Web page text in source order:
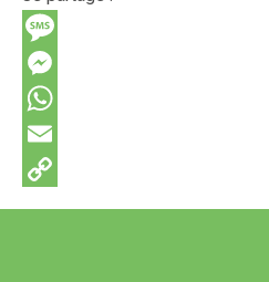
M
e
s
s
a
M
e
s
s
W
h
a
E
m
C